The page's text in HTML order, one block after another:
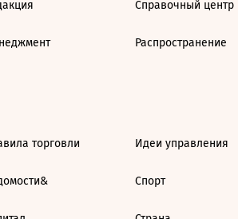
Справочный центр
Распространение
торговли Идеи управления
Спорт